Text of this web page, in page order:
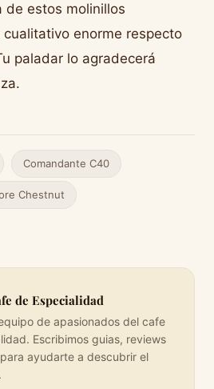
de estos molinillos
enorme respecto
paladar lo agradecerá
Comandante C40
Chestnut
de Especialidad
de apasionados del cafe
Escribimos guias, reviews
ayudarte a descubrir el